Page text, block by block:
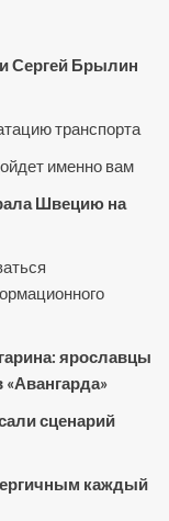
Сергей Брылин
транспорта
именно вам
Швецию на
ярославцы
сценарий
каждый